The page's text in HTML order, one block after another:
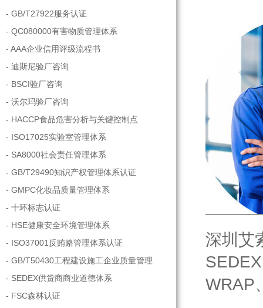
深圳 艾
SEDEX
WRAP
- GB/T27922服务认证
- QC080000有害物质管理体系
- AAA企业信用评级流程书
- 迪斯尼验厂咨询
- BSCI验厂咨询
- 沃尔玛验厂咨询
- HACCP食品危害分析与关键控制点
- ISO17025实验室管理体系
- SA8000社会责任管理体系
- GB/T29490知识产权管理体系认证
- GMPC化妆品质量管理体系
- 十环标志认证
- HSE健康安全环境管理体系
- ISO37001反贿赂管理体系认证
- GB/T50430工程建设施工企业质量管理
- SEDEX供货商商业道德体系
- FSC森林认证